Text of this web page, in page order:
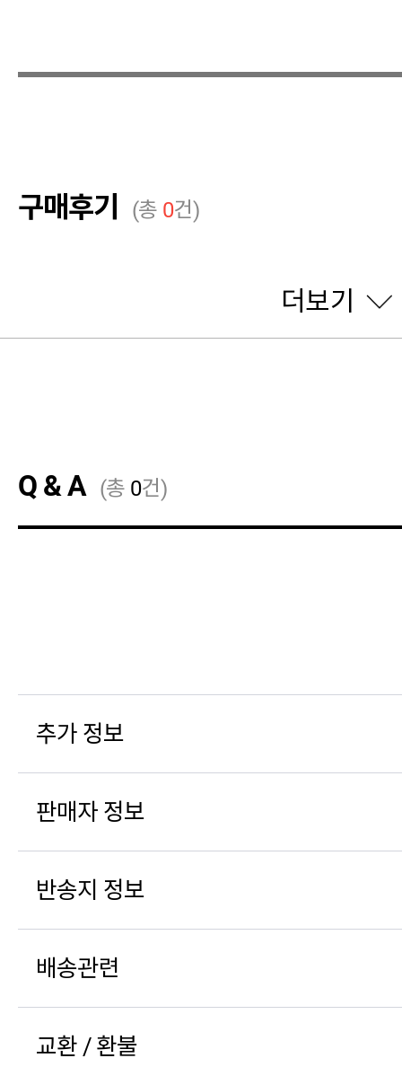
구매후기 (총 0건)
더보기
Q & A (총 0건)
추가 정보
판매자 정보
반송지 정보
배송관련
교환 / 환불